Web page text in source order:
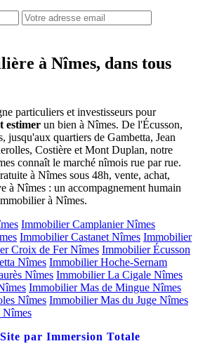
à Nîmes, dans tous
particuliers et investisseurs pour
estimer un bien à Nîmes. De l'Écusson,
quartiers de Gambetta, Jean
Costière et Mont Duplan, notre
connaît le marché nîmois rue par rue.
à Nîmes sous 48h, vente, achat,
à Nîmes : un accompagnement humain
à Nîmes.
Immobilier Camplanier Nîmes
Immobilier Castanet Nîmes Immobilier
Croix de Fer Nîmes Immobilier Écusson
Nîmes Immobilier Hoche-Sernam
Nîmes Immobilier La Cigale Nîmes
Immobilier Mas de Mingue Nîmes
Nîmes Immobilier Mas du Juge Nîmes
Site par Immersion Totale